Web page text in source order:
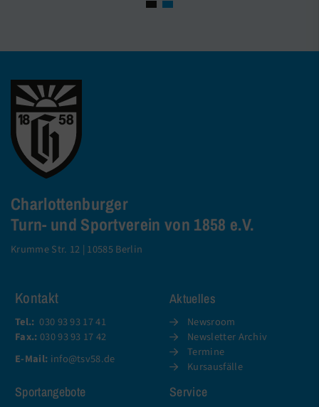
Charlottenburger
Turn- und Sportverein von 1858 e.V.
Krumme Str. 12 | 10585 Berlin
Kontakt
Tel.: 030 93 93 17 41
Fax.:030 93 93 17 42
E-Mail: info@tsv58.de
Aktuelles
Newsroom
Newsletter Archiv
Termine
Kursausfälle
Sportangebote Service